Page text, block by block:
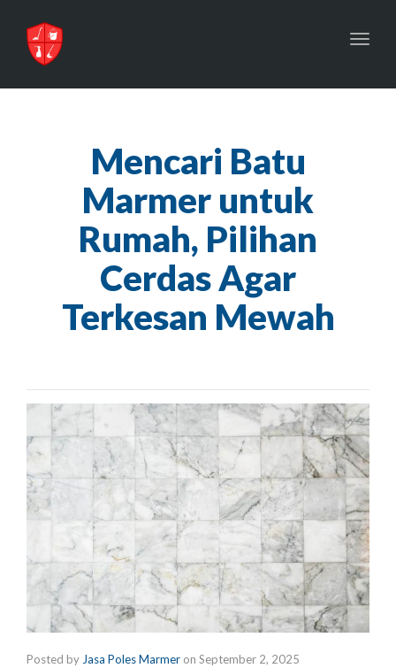
Mencari Batu
Marmer untuk
Rumah, Pilihan
Cerdas Agar
Terkesan Mewah
Posted by Jasa Poles Marmer on September 2, 2025